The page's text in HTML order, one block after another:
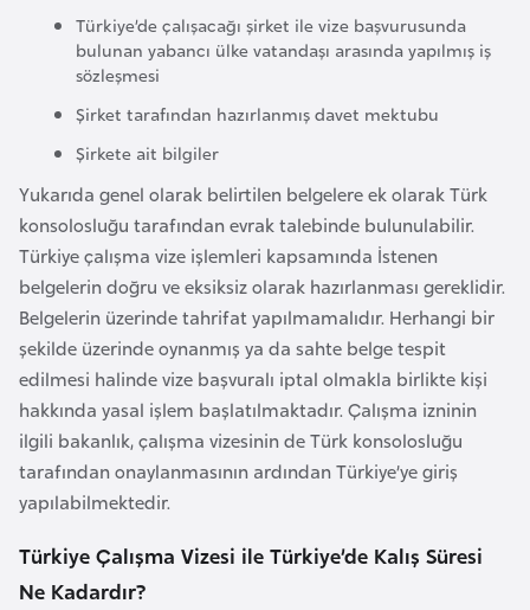
Türkiye’de çalışacağı şirket ile vize başvurusunda
bulunan yabancı ülke vatandaşı arasında yapılmış iş
sözleşmesi
Şirket tarafından hazırlanmış davet mektubu
Şirkete ait bilgiler
Yukarıda genel olarak belirtilen belgelere ek olarak Türk
konsolosluğu tarafından evrak talebinde bulunulabilir.
Türkiye çalışma vize işlemleri kapsamında İstenen
belgelerin doğru ve eksiksiz olarak hazırlanması gereklidir.
Belgelerin üzerinde tahrifat yapılmamalıdır. Herhangi bir
şekilde üzerinde oynanmış ya da sahte belge tespit
edilmesi halinde vize başvuralı iptal olmakla birlikte kişi
hakkında yasal işlem başlatılmaktadır. Çalışma izninin
ilgili bakanlık, çalışma vizesinin de Türk konsolosluğu
tarafından onaylanmasının ardından Türkiye’ye giriş
yapılabilmektedir.
Türkiye Çalışma Vizesi ile Türkiye’de Kalış Süresi
Ne Kadardır?
ş
B
e
l
a
r
u
s
e
l